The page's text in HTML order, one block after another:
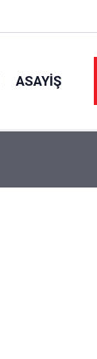
ASAYIŞ